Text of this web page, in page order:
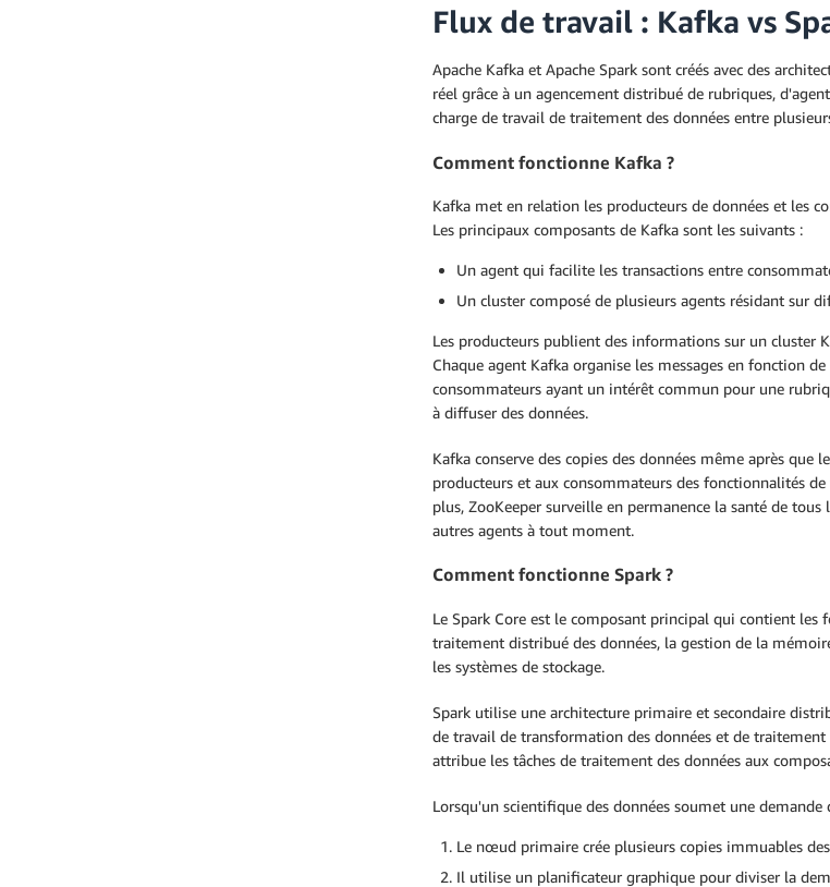
Flux de travail : Kafka vs
Apache Kafka et Apache Spark sont créés avec des
réel grâce à un agencement distribué de rubriques,
charge de travail de traitement des données entre
Comment fonctionne Kafka ?
Kafka met en relation les producteurs de données et les
Les principaux composants de Kafka sont les suivants :
Un agent qui facilite les transactions entre
Un cluster composé de plusieurs agents résidant sur
Les producteurs publient des informations sur un cluster
Chaque agent Kafka organise les messages en fonction
consommateurs ayant un intérêt commun pour une
à diffuser des données.
Kafka conserve des copies des données même après
producteurs et aux consommateurs des fonctionnalités
plus, ZooKeeper surveille en permanence la santé de
autres agents à tout moment.
Comment fonctionne Spark ?
Le Spark Core est le composant principal qui contient
traitement distribué des données, la gestion de la
les systèmes de stockage.
Spark utilise une architecture primaire et secondaire
de travail de transformation des données et de
attribue les tâches de traitement des données aux
Lorsqu'un scientifique des données soumet une
Le nœud primaire crée plusieurs copies immuables
Il utilise un planificateur graphique pour diviser la